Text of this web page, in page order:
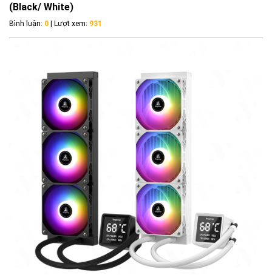
(Black/ White)
Bình luận: 0 | Lượt xem: 931